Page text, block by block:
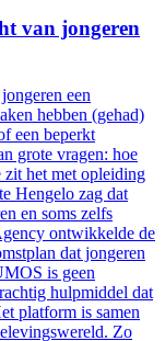
van jongeren
een
hebben (gehad)
een beperkt
grote vragen: hoe
het met opleiding
Hengelo zag dat
en soms zelfs
ontwikkelde de
dat jongeren
is geen
hulpmiddel dat
platform is samen
Zo